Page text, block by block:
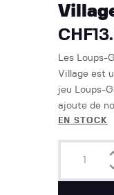
CHF
Les Loups-
Village est
jeu Loups-
ajoute de
EN STOCK